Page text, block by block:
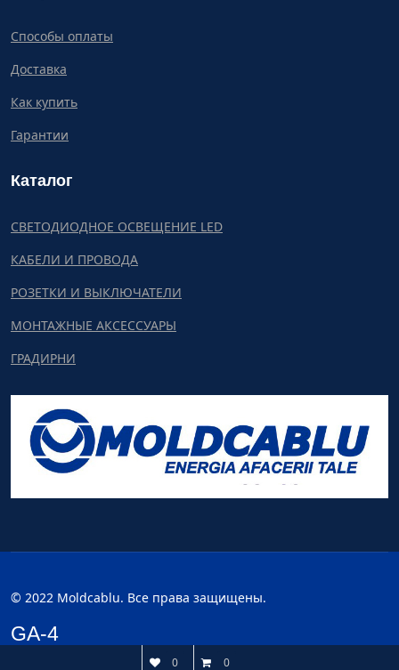
Способы оплаты
Доставка
Как купить
Гарантии
Каталог
СВЕТОДИОДНОЕ ОСВЕЩЕНИЕ LED
КАБЕЛИ И ПРОВОДА
РОЗЕТКИ И ВЫКЛЮЧАТЕЛИ
МОНТАЖНЫЕ АКСЕССУАРЫ
ГРАДИРНИ
© 2022 Moldcablu. Все права защищены.
GA-4
0 0